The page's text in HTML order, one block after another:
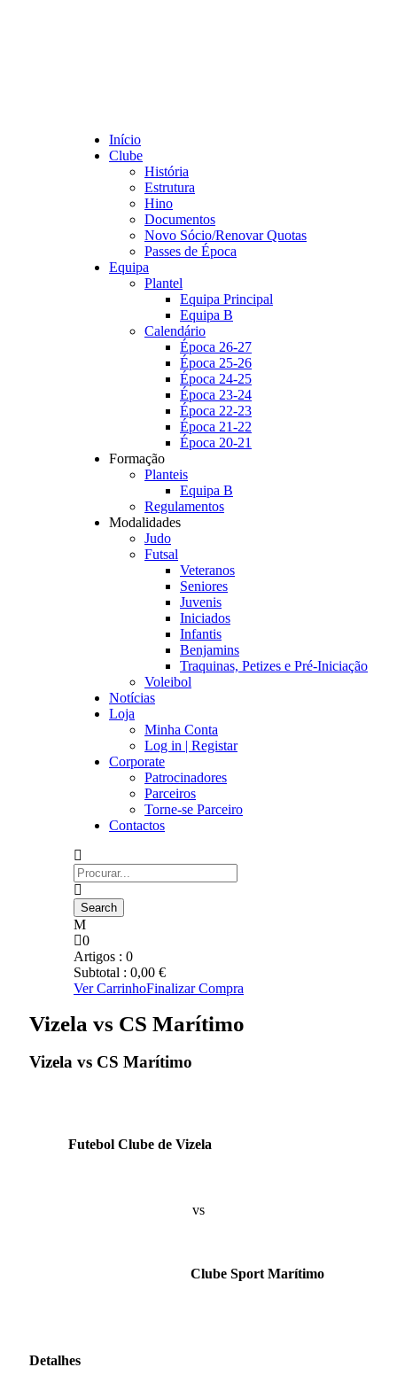
Início
Clube
História
Estrutura
Hino
Documentos
Novo Sócio/Renovar Quotas
Passes de Época
Equipa
Plantel
Equipa Principal
Equipa B
Calendário
Época 26-27
Época 25-26
Época 24-25
Época 23-24
Época 22-23
Época 21-22
Época 20-21
Formação
Planteis
Equipa B
Regulamentos
Modalidades
Judo
Futsal
Veteranos
Seniores
Juvenis
Iniciados
Infantis
Benjamins
Traquinas, Petizes e Pré-Iniciação
Voleibol
Notícias
Loja
Minha Conta
Log in | Registar
Corporate
Patrocinadores
Parceiros
Torne-se Parceiro
Contactos
0
Artigos : 0
Subtotal : 0,00 €
Ver CarrinhoFinalizar Compra
Vizela vs CS Marítimo
Vizela vs CS Marítimo
Futebol Clube de Vizela
vs
Clube Sport Marítimo
Detalhes